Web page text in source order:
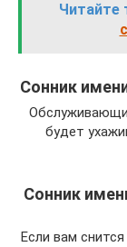
Читайте
Сонник
будет
Сонник
Если вам